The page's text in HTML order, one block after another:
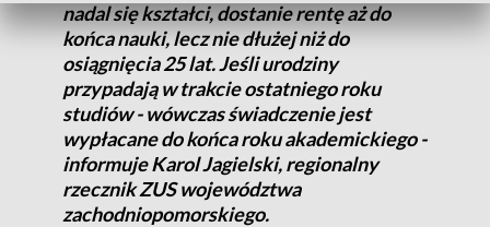
nadal się kształci, dostanie rentę aż do
końca nauki, lecz nie dłużej niż do
osiągnięcia 25 lat. Jeśli urodziny
przypadają w trakcie ostatniego roku
studiów - wówczas świadczenie jest
wypłacane do końca roku akademickiego -
informuje Karol Jagielski, regionalny
rzecznik ZUS województwa
zachodniopomorskiego.